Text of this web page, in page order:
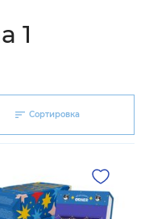
1
Сортировка